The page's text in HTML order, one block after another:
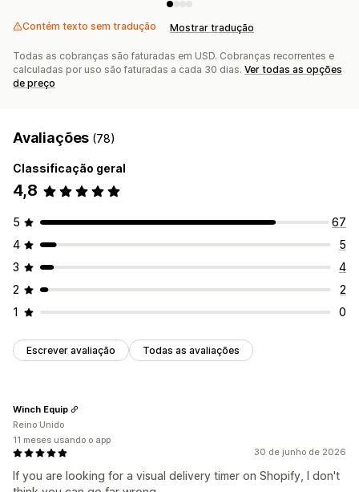
Contém texto sem tradução Mostrar tradução
Todas as cobranças são faturadas em USD. Cobranças recorrentes e
calculadas por uso são faturadas a cada 30 dias. Ver todas as opções
de preço
Avaliações (78)
Classificação geral
4,8
5
67
4
5
3
4
2
2
1
0
Escrever avaliação Todas as avaliações
30 de junho de 2026
If you are looking for a visual delivery timer on Shopify, I don't
Winch Equip
Reino Unido
11 meses usando o app